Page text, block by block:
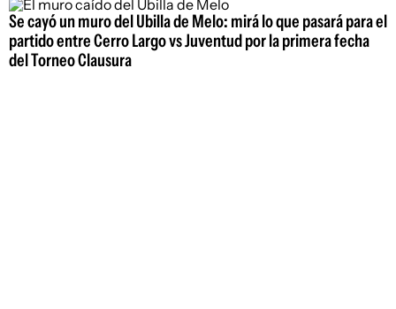
Se cayó un muro del Ubilla de Melo: mirá lo que pasará para el
partido entre Cerro Largo vs Juventud por la primera fecha
del Torneo Clausura